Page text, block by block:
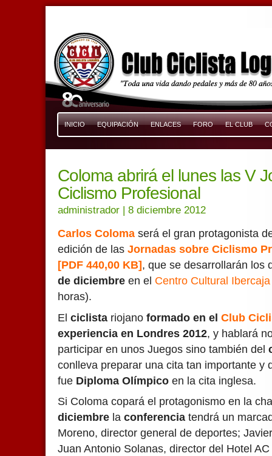
INICIO EQUIPACIÓN ENLACES FORO EL CLUB
Coloma abrirá el lunes las V
Ciclismo Profesional
administrador | 8 diciembre 2012
Carlos Coloma será el gran protagonista
edición de las Jornadas sobre Ciclismo
[PDF 440,00 KB], que se desarrollarán los
de diciembre en el Centro Cultural Ibercaja
horas).
El ciclista riojano formado en el Club
experiencia en Londres 2012, y hablará
participar en unos Juegos sino también del
conlleva preparar una cita tan importante y
fue Diploma Olímpico en la cita inglesa.
Si Coloma copará el protagonismo en la
diciembre la conferencia tendrá un
Moreno, director general de deportes;
Juan Antonio Solanas, director del Hotel